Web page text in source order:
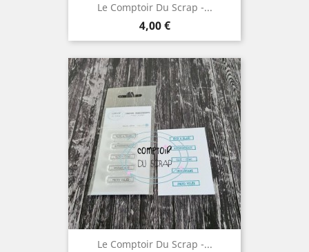
Le Comptoir Du Scrap -...
Prix
4,00 €
Le Comptoir Du Scrap -...